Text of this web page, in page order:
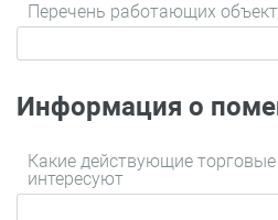
Перечень работающих
Информация о
Какие действующие
интересуют